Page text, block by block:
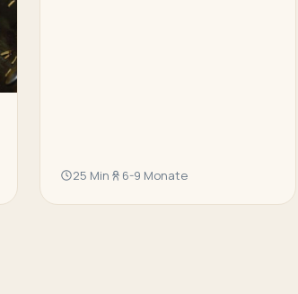
25 Min 6-9 Monate